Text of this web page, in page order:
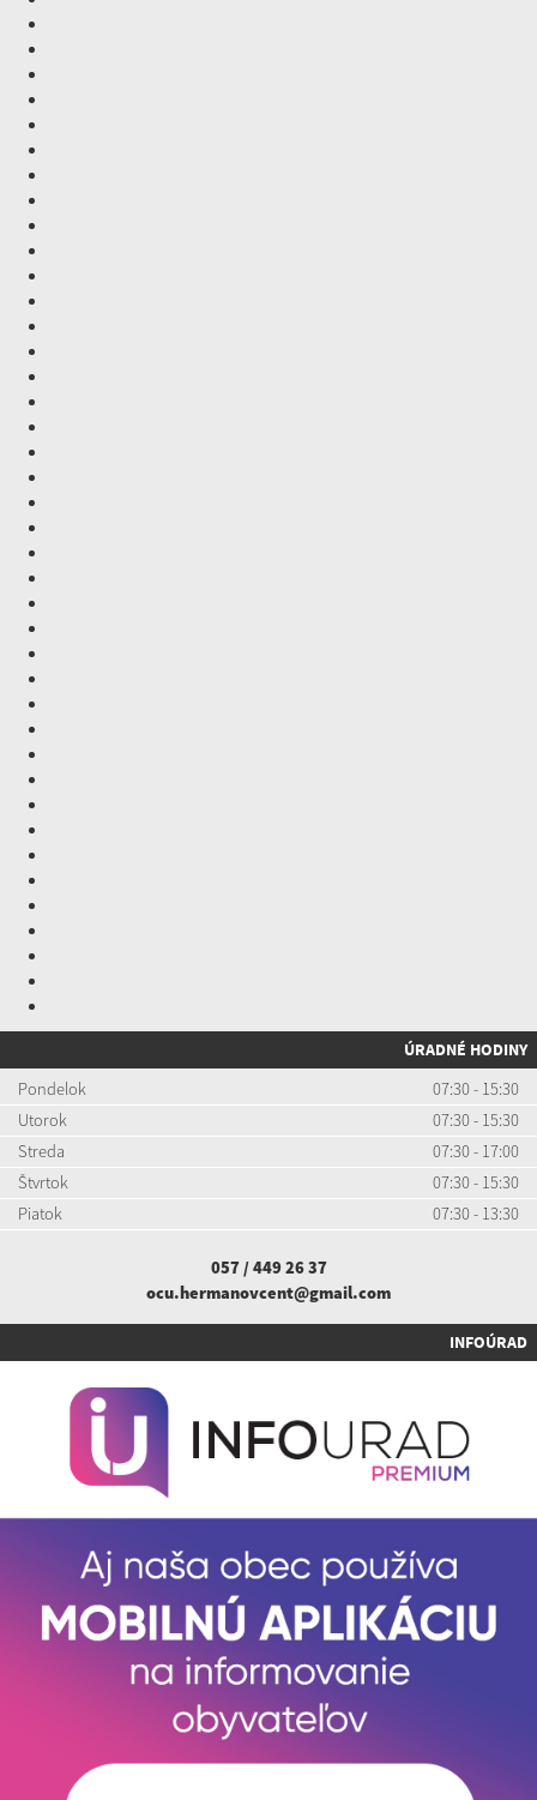
ÚRADNÉ HODINY
Pondelok
07:30 - 15:30
Utorok
07:30 - 15:30
Streda
07:30 - 17:00
Štvrtok
07:30 - 15:30
Piatok
07:30 - 13:30
057 / 449 26 37
ocu.hermanovcent@gmail.com
INFOÚRAD